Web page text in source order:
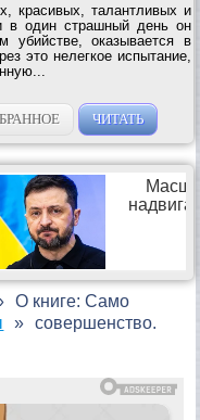
красивых, талантливых и
в один страшный день он
убийстве, оказывается в
это нелегкое испытание,
ЧИТАТЬ
О книге: Само
совершенство.